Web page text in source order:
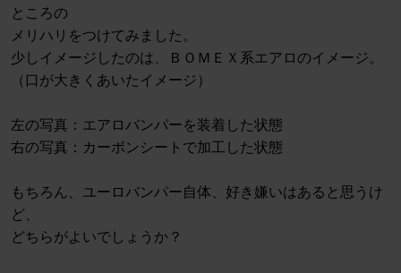
ところの
メリハリをつけてみました。
少しイメージしたのは、ＢＯＭＥＸ系エアロのイメージ。
（口が大きくあいたイメージ）
左の写真：エアロバンパーを装着した状態
右の写真：カーボンシートで加工した状態
もちろん、ユーロバンパー自体、好き嫌いはあると思うけ
ど、
どちらがよいでしょうか？